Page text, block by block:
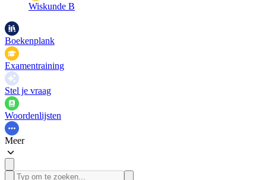
Wiskunde B
Boekenplank
Examentraining
Stel je vraag
Woordenlijsten
Meer